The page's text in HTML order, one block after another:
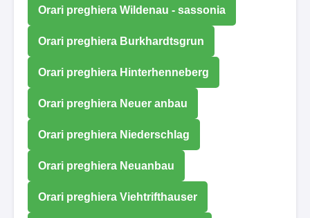
Orari preghiera Wildenau - sassonia
Orari preghiera Burkhardtsgrun
Orari preghiera Hinterhenneberg
Orari preghiera Neuer anbau
Orari preghiera Niederschlag
Orari preghiera Neuanbau
Orari preghiera Viehtrifthauser